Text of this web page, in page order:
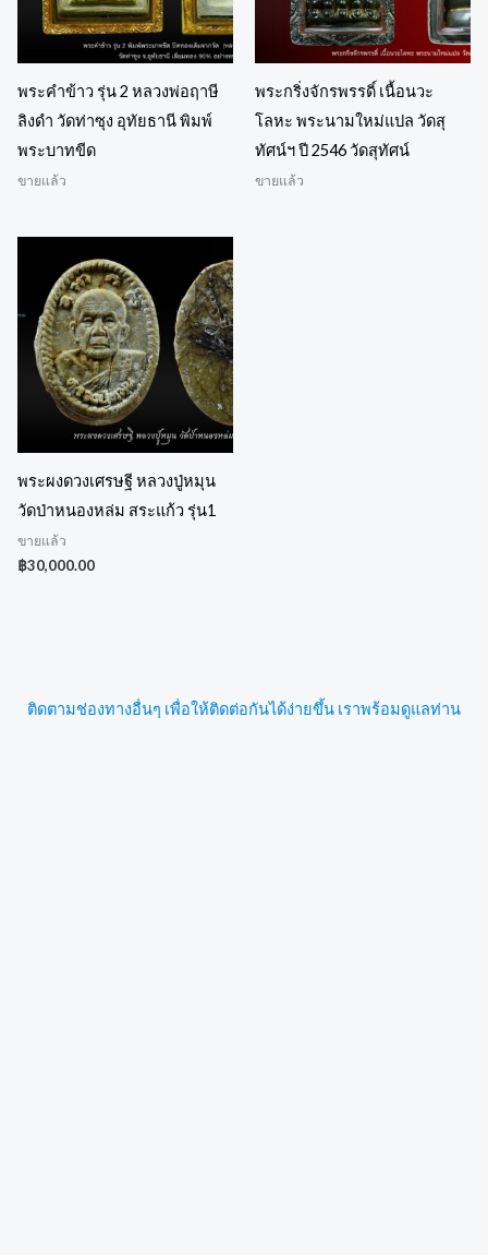
พระคำข้าว รุ่น 2 หลวงพ่อฤาษี
ลิงดำ วัดท่าซุง อุทัยธานี พิมพ์
พระบาทขีด
ขายแล้ว
พระกริ่งจักรพรรดิ์ เนื้อนวะ
โลหะ พระนามใหม่แปล วัดสุ
ทัศน์ฯ ปี 2546 วัดสุทัศน์
ขายแล้ว
พระผงดวงเศรษฐี หลวงปู่หมุน
วัดป่าหนองหล่ม สระแก้ว รุ่น1
ขายแล้ว
฿30,000.00
ติดตามช่องทางอื่นๆ เพื่อให้ติดต่อกันได้ง่ายขึ้น เราพร้อมดูแลท่าน